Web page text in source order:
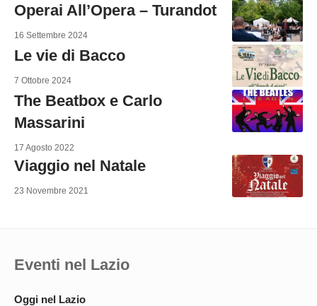
Operai All’Opera – Turandot
16 Settembre 2024
Le vie di Bacco
7 Ottobre 2024
The Beatbox e Carlo
Massarini
17 Agosto 2022
Viaggio nel Natale
23 Novembre 2021
Eventi nel Lazio
Oggi nel Lazio